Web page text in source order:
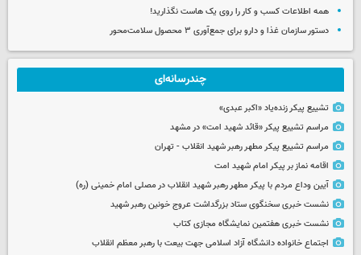
همه اطلاعات کسب‌ و کار را روی یک هاست نگذارید!
دستور سازمان غذا و دارو برای جمع‌آوری ۳ محصول سلامت‌محور
چندرسانه‌ای
تشییع پیکر زنده‌یاد «اکبر عبدی»
مراسم تشییع پیکر «قائد شهید امت» در مشهد
مراسم تشییع پیکر مطهر رهبر شهید انقلاب - تهران
اقامه نماز بر پیکر امام شهید امت
آیین وداع مردم با پیکر مطهر رهبر شهید انقلاب در مصلی امام خمینی (ره)
نشست خبری سخنگوی ستاد بزرگداشت عروج خونین رهبر شهید
نشست خبری هفتمین نمایشگاه مجازی کتاب
اجتماع خانواده دانشگاه آزاد اسلامی جهت بیعت با رهبر معظم انقلاب